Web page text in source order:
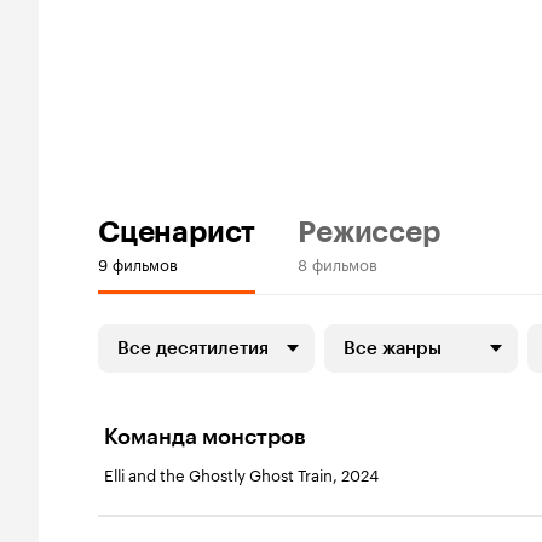
Сценарист
9 фильмов
Режиссер
8 фильмов
Все десятилетия Все жанры
Команда монстров
Elli and the Ghostly Ghost Train, 2024